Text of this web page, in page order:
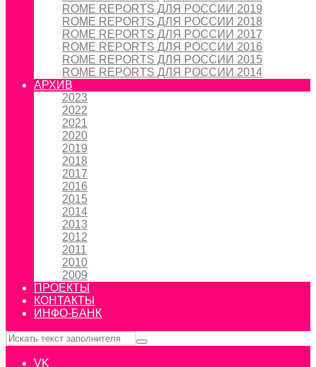
ROME REPORTS ДЛЯ РОССИИ 2019
ROME REPORTS ДЛЯ РОССИИ 2018
ROME REPORTS ДЛЯ РОССИИ 2017
ROME REPORTS ДЛЯ РОССИИ 2016
ROME REPORTS ДЛЯ РОССИИ 2015
ROME REPORTS ДЛЯ РОССИИ 2014
АРХИВ
2023
2022
2021
2020
2019
2018
2017
2016
2015
2014
2013
2012
2011
2010
2009
ПРОЕКТЫ
КОНТАКТЫ
ИНФО-БАНК
VK